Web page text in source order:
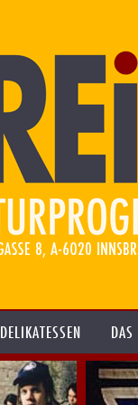
DELIKATESSEN